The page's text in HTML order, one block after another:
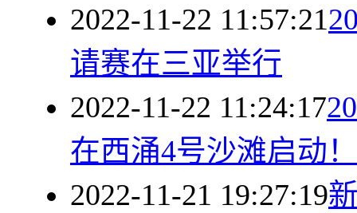
2022-11-22 11:57:21
请赛在三亚举行
2022-11-22 11:24:17
在西涌4号沙滩启动！
2022-11-21 19:27:19